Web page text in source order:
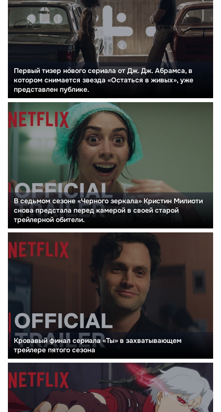
Первый тизер нового сериала от Дж. Дж. Абрамса, в
котором снимается звезда «Остаться в живых», уже
представлен публике.
В седьмом сезоне «Черного зеркала» Кристин Милиоти
снова предстала перед камерой в своей старой
трейлерной обители.
Кровавый финал сериала «Ты» в захватывающем
трейлере пятого сезона